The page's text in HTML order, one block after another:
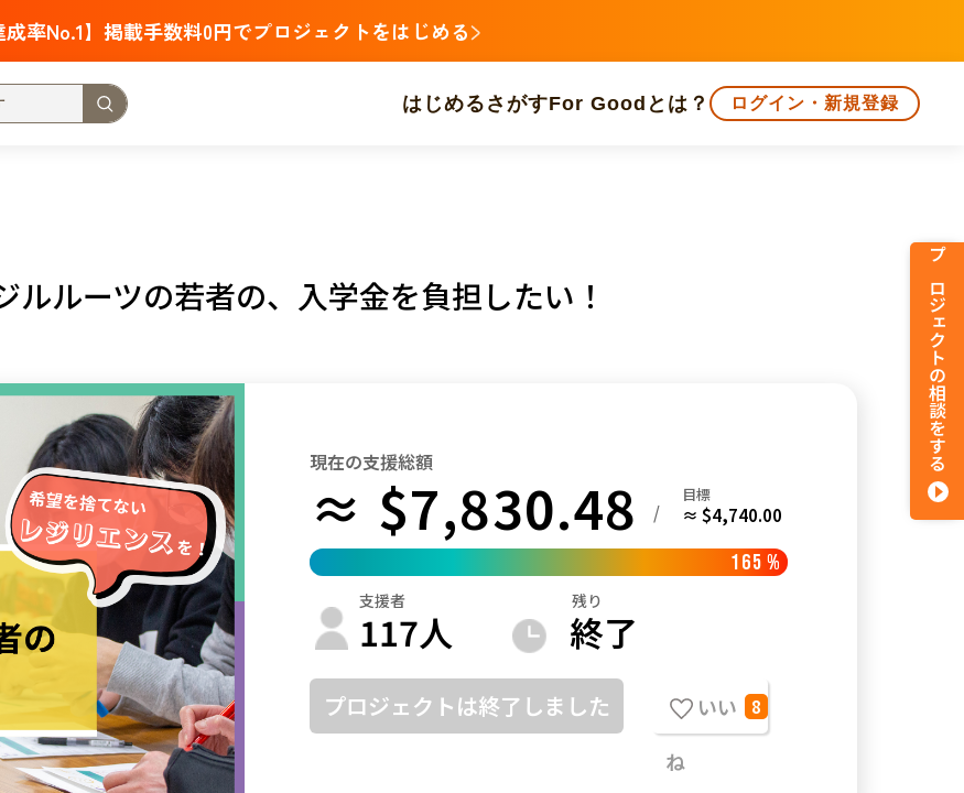
成率No.1】掲載手数料0円でプロジェクトをはじめる
はじめる さがすFor Goodとは？ ログイン・新規登録
城 栃木 群馬 埼玉 千葉
富山 石川 福井 山梨
三重 滋賀 京都 大阪 兵庫
鳥取 島根 岡山 広島 山口
徳島 香川 愛媛 高知
岡 熊本 大分 鹿児島 沖縄
ルーツの若者の、入学金を負担したい！
現在の支援総額
≈ $7,830.48 /
目標
≈ $4,740.00
165 %
支援者
117人
残り
終了
プロジェクトは終了しました
いい
ね
8
プロジェクトの相談をする